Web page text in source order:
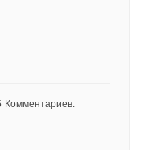
Комментариев: